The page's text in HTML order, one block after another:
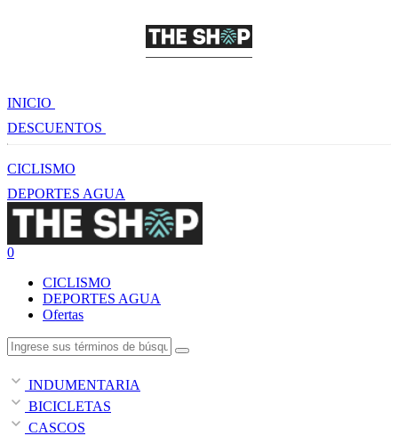
INICIO
DESCUENTOS
CICLISMO
DEPORTES AGUA
0
CICLISMO
DEPORTES AGUA
Ofertas
INDUMENTARIA
BICICLETAS
CASCOS